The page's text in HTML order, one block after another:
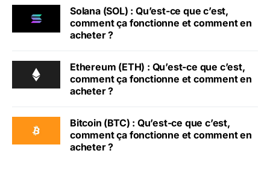
Solana (SOL) : Qu’est-ce que c’est,
comment ça fonctionne et comment en
acheter ?
Ethereum (ETH) : Qu’est-ce que c’est,
comment ça fonctionne et comment en
acheter ?
Bitcoin (BTC) : Qu’est-ce que c’est,
comment ça fonctionne et comment en
acheter ?